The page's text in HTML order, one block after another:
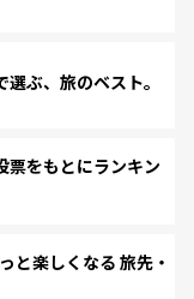
ぶ、旅のベスト。
をもとにランキン
楽しくなる 旅先・